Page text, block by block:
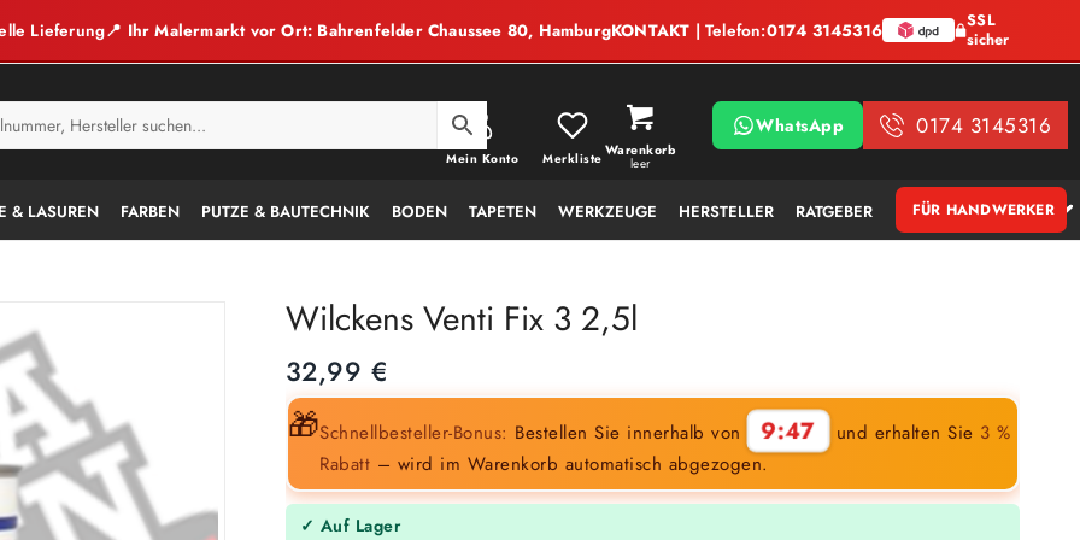
Lieferung📍 Ihr Malermarkt vor Ort: Bahrenfelder Chaussee 80, HamburgKONTAKT | Telefon:0174 3145316
SSL
sicher
Warenkorb
leer
Mein Konto Merkliste
WhatsApp 0174 3145316
& LASUREN FARBEN PUTZE & BAUTECHNIK BODEN TAPETEN WERKZEUGE HERSTELLER RATGEBER FÜR HANDWERKER
Wilckens Venti Fix 3 2,5l
32,99 €
🎁Schnellbesteller-Bonus: Bestellen Sie innerhalb von 9:46 und erhalten Sie 3 %
Rabatt – wird im Warenkorb automatisch abgezogen.
✓ Auf Lager